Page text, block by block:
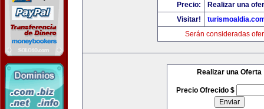
Precio:
Realizar una
Visitar!
Serán consideradas
Realizar una Oferta
Precio Ofrecido $